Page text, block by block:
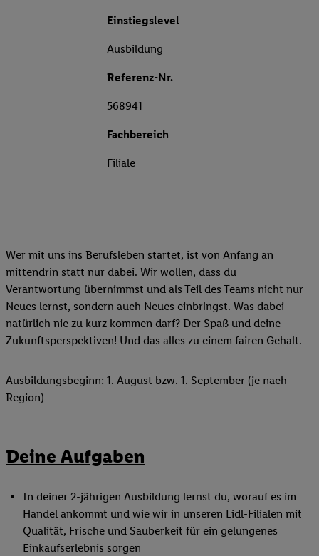
Einstiegslevel
Ausbildung
Referenz-Nr.
568941
Fachbereich
Filiale
Wer mit uns ins Berufsleben startet, ist von Anfang an
mittendrin statt nur dabei. Wir wollen, dass du
Verantwortung übernimmst und als Teil des Teams nicht nur
Neues lernst, sondern auch Neues einbringst. Was dabei
natürlich nie zu kurz kommen darf? Der Spaß und deine
Zukunftsperspektiven! Und das alles zu einem fairen Gehalt.
Ausbildungsbeginn: 1. August bzw. 1. September (je nach
Region)
Deine Aufgaben
In deiner 2-jährigen Ausbildung lernst du, worauf es im
Handel ankommt und wie wir in unseren Lidl-Filialen mit
Qualität, Frische und Sauberkeit für ein gelungenes
Einkaufserlebnis sorgen